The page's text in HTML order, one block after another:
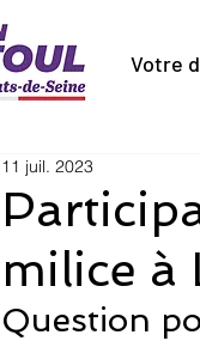
Votre
milice à
11 juil. 2023
Question